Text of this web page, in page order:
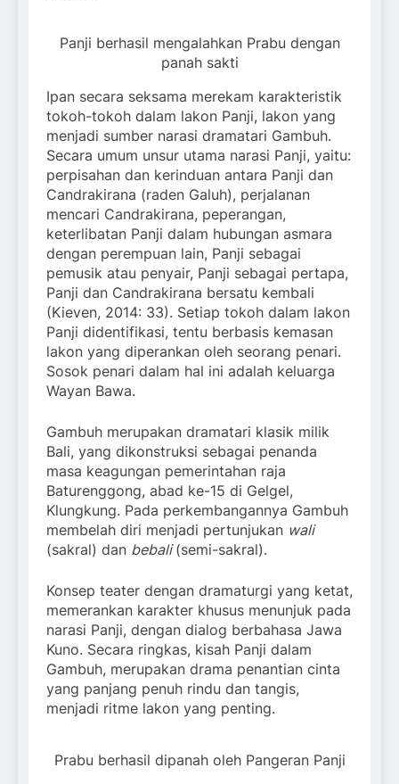
Panji berhasil mengalahkan Prabu dengan
panah sakti
Ipan secara seksama merekam karakteristik
tokoh-tokoh dalam lakon Panji, lakon yang
menjadi sumber narasi dramatari Gambuh.
Secara umum unsur utama narasi Panji, yaitu:
perpisahan dan kerinduan antara Panji dan
Candrakirana (raden Galuh), perjalanan
mencari Candrakirana, peperangan,
keterlibatan Panji dalam hubungan asmara
dengan perempuan lain, Panji sebagai
pemusik atau penyair, Panji sebagai pertapa,
Panji dan Candrakirana bersatu kembali
(Kieven, 2014: 33). Setiap tokoh dalam lakon
Panji didentifikasi, tentu berbasis kemasan
lakon yang diperankan oleh seorang penari.
Sosok penari dalam hal ini adalah keluarga
Wayan Bawa.
Gambuh merupakan dramatari klasik milik
Bali, yang dikonstruksi sebagai penanda
masa keagungan pemerintahan raja
Baturenggong, abad ke-15 di Gelgel,
Klungkung. Pada perkembangannya Gambuh
membelah diri menjadi pertunjukan wali
(sakral) dan bebali(semi-sakral).
Konsep teater dengan dramaturgi yang ketat,
memerankan karakter khusus menunjuk pada
narasi Panji, dengan dialog berbahasa Jawa
Kuno. Secara ringkas, kisah Panji dalam
Gambuh, merupakan drama penantian cinta
yang panjang penuh rindu dan tangis,
menjadi ritme lakon yang penting.
Prabu berhasil dipanah oleh Pangeran Panji